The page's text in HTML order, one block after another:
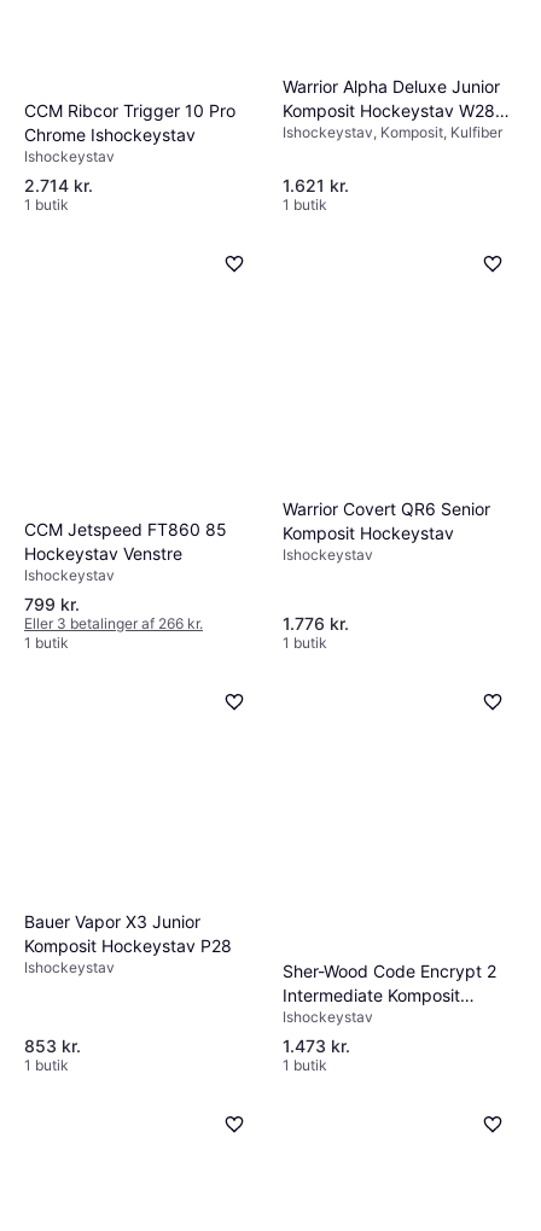
CCM Ribcor Trigger 10 Pro
Chrome Ishockeystav
Ishockeystav
2.714 kr.
1 butik
Warrior Alpha Deluxe Junior
Komposit Hockeystav W28
Gallagher
Ishockeystav, Komposit, Kulfiber
1.621 kr.
1 butik
CCM Jetspeed FT860 85
Hockeystav Venstre
Ishockeystav
799 kr.
Eller 3 betalinger af 266 kr.
1 butik
Warrior Covert QR6 Senior
Komposit Hockeystav
Ishockeystav
1.776 kr.
1 butik
Bauer Vapor X3 Junior
Komposit Hockeystav P28
Ishockeystav
853 kr.
1 butik
Sher-Wood Code Encrypt 2
Intermediate Komposit
Hockeystav PP92
Ishockeystav
1.473 kr.
1 butik